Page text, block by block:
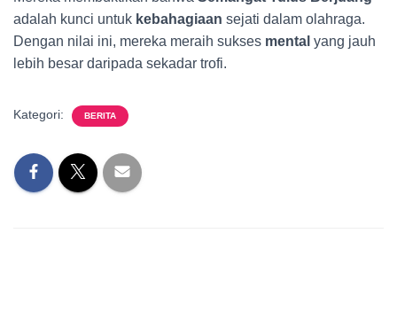
adalah kunci untuk kebahagiaan sejati dalam olahraga.
Dengan nilai ini, mereka meraih sukses mental yang jauh
lebih besar daripada sekadar trofi.
Kategori: BERITA